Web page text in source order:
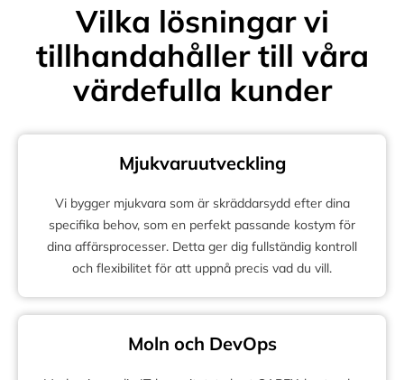
Vilka lösningar vi
tillhandahåller till våra
värdefulla kunder
Mjukvaruutveckling
Vi bygger mjukvara som är skräddarsydd efter dina
specifika behov, som en perfekt passande kostym för
dina affärsprocesser. Detta ger dig fullständig kontroll
och flexibilitet för att uppnå precis vad du vill.
Moln och DevOps